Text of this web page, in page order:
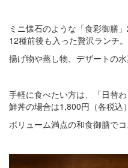
ミニ懐石のような「食彩御膳
12種前後も入った贅沢ランチ。
揚げ物や蒸し物、デザートの
手軽に食べたい方は、「日替
鮮丼の場合は1,800円（各税込）
ボリューム満点の和食御膳でコ